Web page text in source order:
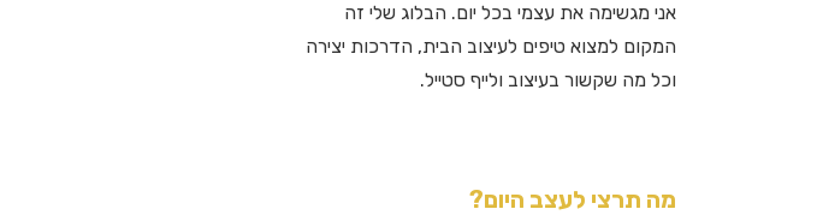
אני מגשימה את עצמי בכל יום. הבלוג שלי זה
המקום למצוא טיפים לעיצוב הבית, הדרכות יצירה
וכל מה שקשור בעיצוב ולייף סטייל.
מה תרצי לעצב היום?